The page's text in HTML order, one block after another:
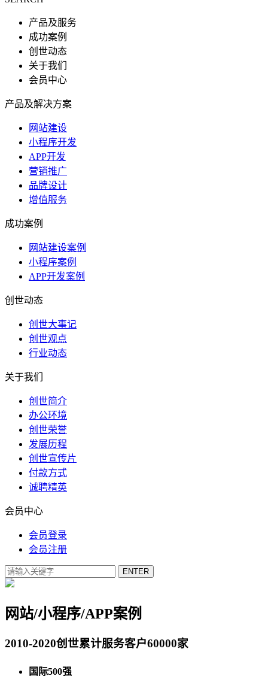
产品及服务
成功案例
创世动态
关于我们
会员中心
产品及解决方案
网站建设
小程序开发
APP开发
营销推广
品牌设计
增值服务
成功案例
网站建设案例
小程序案例
APP开发案例
创世动态
创世大事记
创世观点
行业动态
关于我们
创世简介
办公环境
创世荣誉
发展历程
创世宣传片
付款方式
诚聘精英
会员中心
会员登录
会员注册
网站/小程序/APP案例
2010-2020创世累计服务客户60000家
国际500强